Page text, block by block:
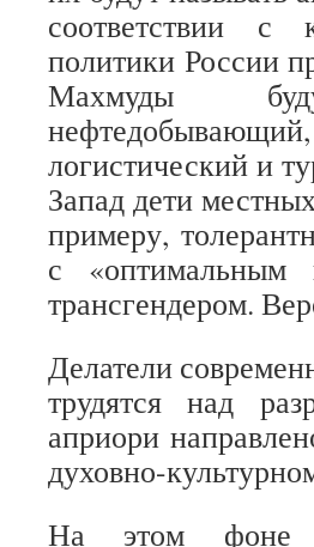
соответствии с
политики России
Махмуды
логистический и
Запад дети
примеру,
с «оптимальным
трансгендером.
Делатели
трудятся над
априори
духовно-
На этом фоне